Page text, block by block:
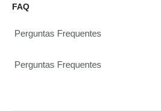
FAQ
Perguntas Frequentes
Perguntas Frequentes